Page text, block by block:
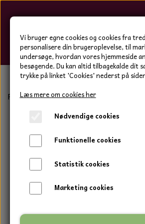
Hygge-
FORSIDE
WEBSHOP
BOLIG OG HAVE
DUFTBLOKKE OG
DUFT BLOKKE
VINDSPIL
HJEMMESKO OG
HJEMMESKO
RESTSALG
HJEMMESKO
HJEMMESKO
LÆDER BÆLTER -
TERMOSTRØMPER
Forside Bolig og have
Vi bruger egne cookies og cookies fra
personalisere din brugeroplevelse, til
undersøge, hvordan vores hjemmeside
besøgende. Du kan altid tilbagekalde dit
trykke på linket 'Cookies' nederst på
Læs mere om cookies her
Nødvendige cookies
Funktionelle cookies
Statistik cookies
Marketing cookies